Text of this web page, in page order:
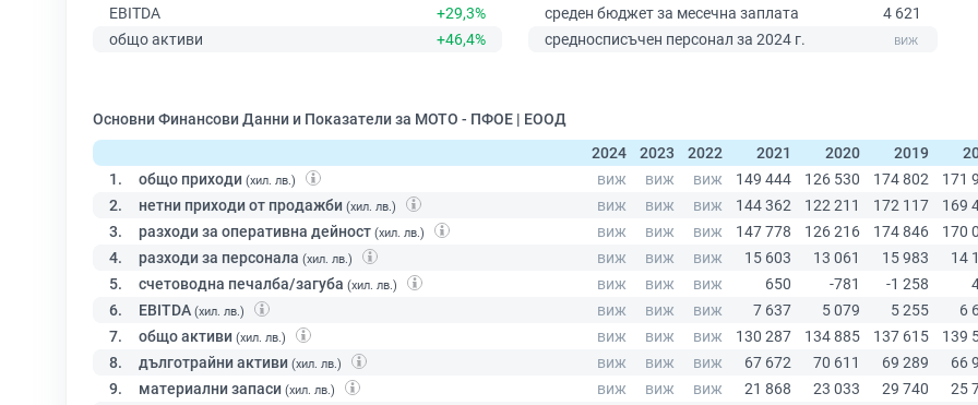
EBITDA
+29,3%
общо активи
+46,4%
среден бюджет за месечна заплата
4 621
средносписъчен персонал за 2024 г.
Основни Финансови Данни и Показатели за МОТО - ПФОЕ | ЕООД
2024
2023 2022 2021 2020 2019
1.
общо приходи (хил. лв.)
2. нетни приходи от продажби (хил. лв.)
3. разходи за оперативна дейност (хил. лв.)
4. разходи за персонала (хил. лв.)
5. счетоводна печалба/загуба (хил. лв.)
6. EBITDA (хил. лв.)
7. общо активи (хил. лв.)
8. дълготрайни активи (хил. лв.)
9. материални запаси (хил. лв.)